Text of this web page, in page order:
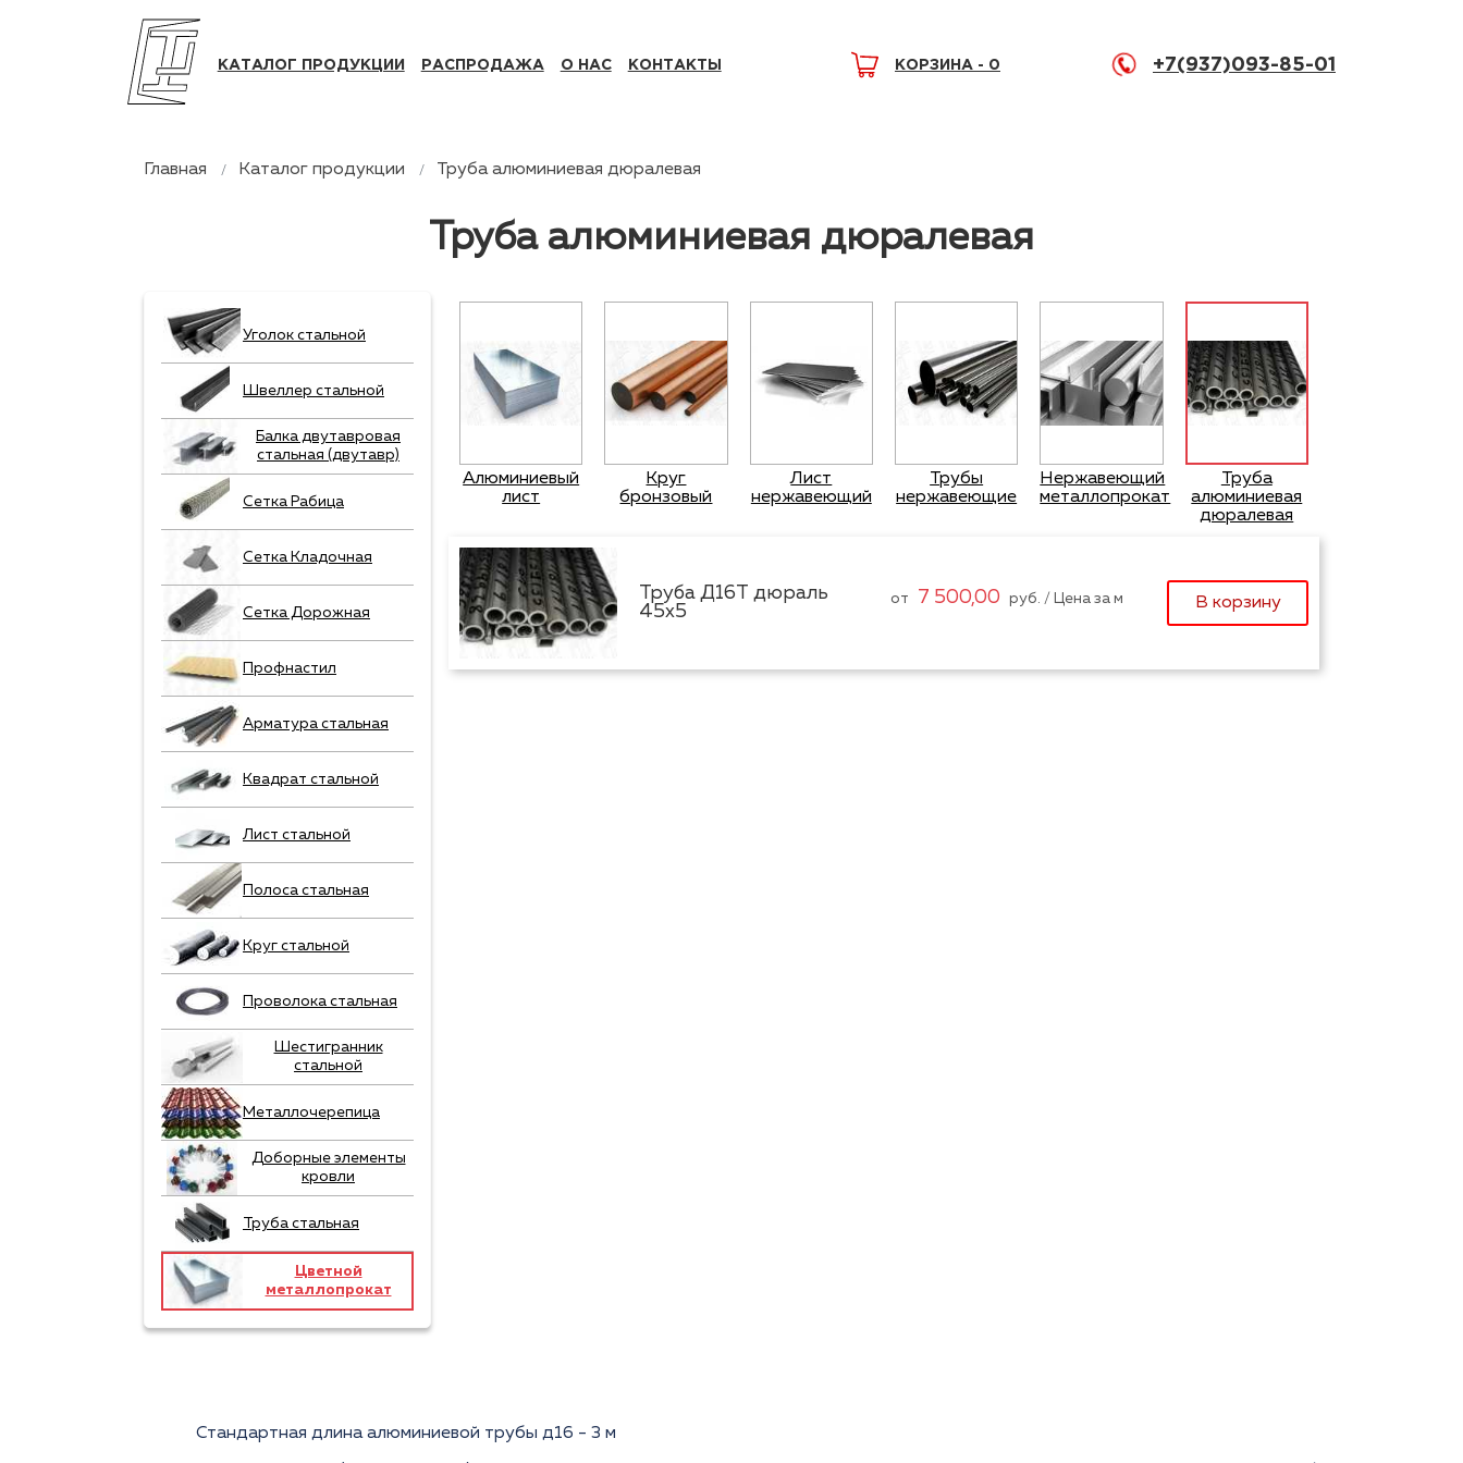
КАТАЛОГ ПРОДУКЦИИ РАСПРОДАЖА О НАС КОНТАКТЫ КОРЗИНА - 0 +7(937)093-85-01
Главная Каталог продукции Труба алюминиевая дюралевая
Труба алюминиевая дюралевая
Уголок стальной
Швеллер стальной
Балка двутавровая
стальная (двутавр)
Сетка Рабица
Сетка Кладочная
Сетка Дорожная
Профнастил
Арматура стальная
Квадрат стальной
Лист стальной
Полоса стальная
Круг стальной
Проволока стальная
Шестигранник
стальной
Металлочерепица
Доборные элементы
кровли
Труба стальная
Цветной
металлопрокат
Алюминиевый
лист
Круг
бронзовый
Лист
нержавеющий
Трубы
нержавеющие
Нержавеющий
металлопрокат
Труба
алюминиевая
дюралевая
Труба Д16Т дюраль
45х5
от 7 500,00 руб. / Цена за м В корзину
Стандартная длина алюминиевой трубы д16 - 3 м